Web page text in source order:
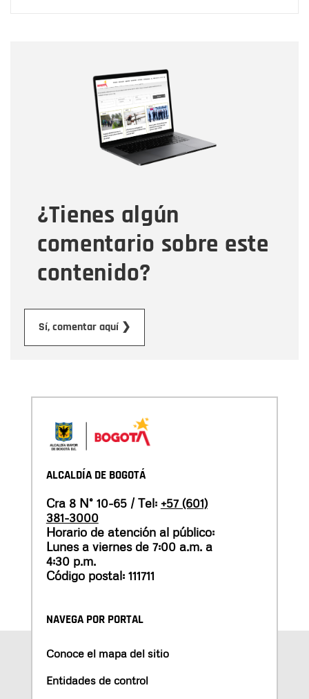
¿Tienes algún
comentario sobre este
contenido?
Sí, comentar aquí ❯
Correo electrónico
Tipo de comentario
Mensaje
ALCALDÍA DE BOGOTÁ
Cra 8 N° 10-65 / Tel: +57 (601)
381-3000
Horario de atención al público:
Lunes a viernes de 7:00 a.m. a
4:30 p.m.
Código postal: 111711
NAVEGA POR PORTAL
Conoce el mapa del sitio
Entidades de control